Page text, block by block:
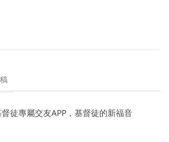
督徒專屬交友APP，基督徒的新福音